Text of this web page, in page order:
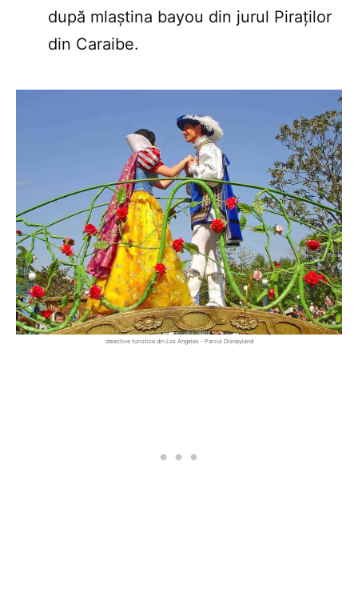
după mlaștina bayou din jurul Piraților
din Caraibe.
obiective turistice din Los Angeles - Parcul Disneyland